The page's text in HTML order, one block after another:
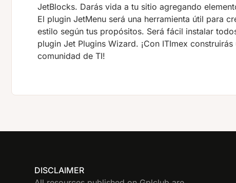
JetBlocks. Darás vida a tu sitio agregando
El plugin JetMenu será una herramienta útil para
estilo según tus propósitos. Será fácil instalar
plugin Jet Plugins Wizard. ¡Con ITImex
comunidad de TI!
DISCLAIMER